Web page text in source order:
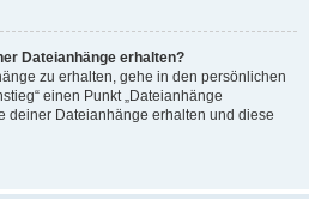
Dateianhänge erhalten?
zu erhalten, gehe in den persönlichen
einen Punkt „Dateianhänge
deiner Dateianhänge erhalten und diese